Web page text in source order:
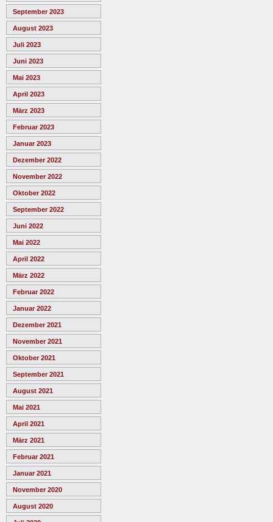
September 2023
August 2023
Juli 2023
Juni 2023
Mai 2023
April 2023
März 2023
Februar 2023
Januar 2023
Dezember 2022
November 2022
Oktober 2022
September 2022
Juni 2022
Mai 2022
April 2022
März 2022
Februar 2022
Januar 2022
Dezember 2021
November 2021
Oktober 2021
September 2021
August 2021
Mai 2021
April 2021
März 2021
Februar 2021
Januar 2021
November 2020
August 2020